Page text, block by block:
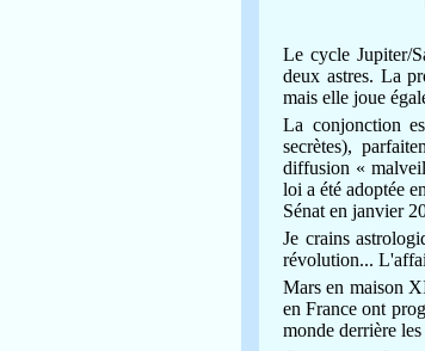
Le cycle Jupiter/
deux astres. La
mais elle joue
La conjonction
secrètes),
diffusion «
loi a été adoptée
Sénat en janvier
Je crains
révolution...
Mars en maison
en France ont
monde derrière